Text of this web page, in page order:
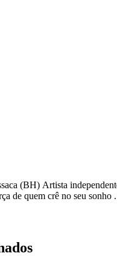
(BH) Artista